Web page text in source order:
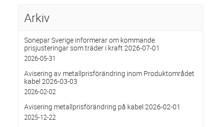
Arkiv
Sonepar Sverige informerar om kommande
prisjusteringar som träder i kraft 2026-07-01
2026-05-31
Avisering av metallprisförändring inom Produktområdet
kabel 2026-03-03
2026-02-02
Avisering metallprisförändring på kabel 2026-02-01
2025-12-22